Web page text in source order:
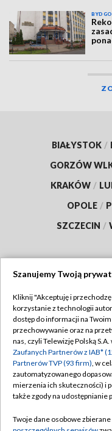
BIAŁYSTOK /
GORZÓW
KRAKÓW /
OPOLE /
SZCZECIN /
Abonament TVP
Emisja w TVP
Centrum informacji
Naziemna Telewizja
Rada Programowa
Szanujemy Twoją
Kliknij "Akceptuję i
korzystanie z technologii
dostęp do informacji na
przechowywanie oraz na
nas, czyli Telewizję Polską
Zaufanych Partnerów z IAB*
Partnerów TVP (93 firm), w
zautomatyzowanego
mierzenia ich skuteczności) i
także zgody na udostępnianie
Twoje dane osobowe